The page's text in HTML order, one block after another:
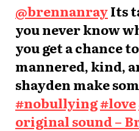
@brennanrayIts
you never know
you get a chance
mannered, kind,
shayden make
#nobullying#love
original sound –